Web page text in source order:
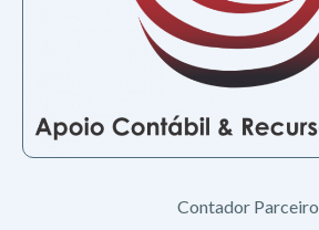
Contador Parceiro